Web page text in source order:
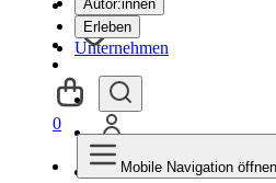
Autor:innen
Erleben
Unternehmen
0
Mobile Navigation öffnen